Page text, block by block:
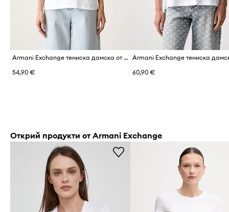
Armani Exchange тениска дамска от памук
54,90 €
60,90 €
Открий продукти от Armani Exchange